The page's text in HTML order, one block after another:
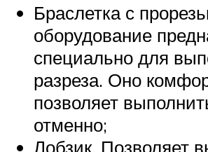
Браслетка с
оборудование
специально для
разреза. Оно
позволяет
отменно;
Лобзик. Позволяет